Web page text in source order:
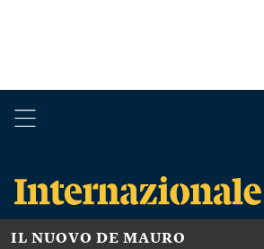
IL NUOVO DE MAURO